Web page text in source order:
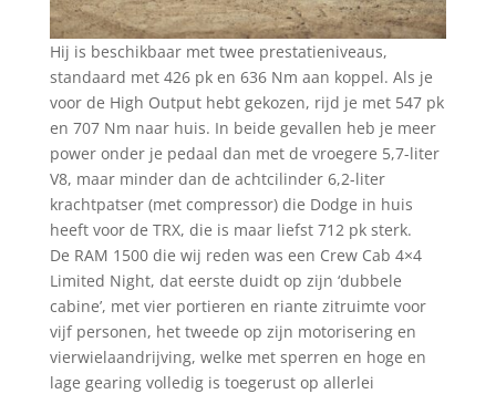
Hij is beschikbaar met twee prestatieniveaus,
standaard met 426 pk en 636 Nm aan koppel. Als je
voor de High Output hebt gekozen, rijd je met 547 pk
en 707 Nm naar huis. In beide gevallen heb je meer
power onder je pedaal dan met de vroegere 5,7-liter
V8, maar minder dan de achtcilinder 6,2-liter
krachtpatser (met compressor) die Dodge in huis
heeft voor de TRX, die is maar liefst 712 pk sterk.
De RAM 1500 die wij reden was een Crew Cab 4×4
Limited Night, dat eerste duidt op zijn ‘dubbele
cabine’, met vier portieren en riante zitruimte voor
vijf personen, het tweede op zijn motorisering en
vierwielaandrijving, welke met sperren en hoge en
lage gearing volledig is toegerust op allerlei